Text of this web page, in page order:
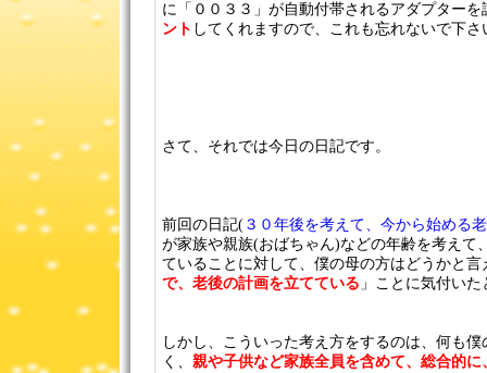
に「００３３」が自動付帯されるアダプターを
ント してくれますので、これも忘れないで下
さて、それでは今日の日記です。
前回の日記(３０年後を考えて、今から始める
が家族や親族(おばちゃん)などの年齢を考えて
ていることに対して、僕の母の方はどうかと言
で、老後の計画を立てている 」ことに気付い
しかし、こういった考え方をするのは、何も
く、 親や子供など家族全員を含めて、総合的